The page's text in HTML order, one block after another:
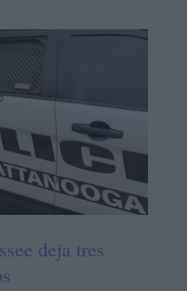
deja tres